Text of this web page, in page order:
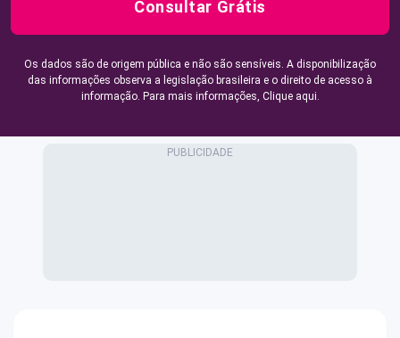
Consultar Grátis
Os dados são de origem pública e não são sensíveis. A disponibilização
das informações observa a legislação brasileira e o direito de acesso à
informação. Para mais informações, Clique aqui.